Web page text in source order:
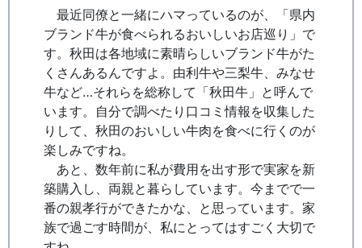
最近同僚と一緒にハマっているのが、「県内
ブランド牛が食べられるおいしいお店巡り」で
す。秋田は各地域に素晴らしいブランド牛がた
くさんあるんですよ。由利牛や三梨牛、みなせ
牛など…それらを総称して「秋田牛」と呼んで
います。自分で調べたり口コミ情報を収集した
りして、秋田のおいしい牛肉を食べに行くのが
楽しみですね。
あと、数年前に私が費用を出す形で実家を新
築購入し、両親と暮らしています。今までで一
番の親孝行ができたかな、と思っています。家
族で過ごす時間が、私にとってはすごく大切で